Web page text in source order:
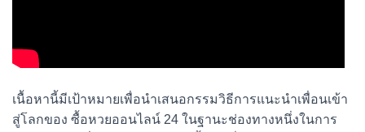
เนื้อหานี้มีเป้าหมายเพื่อนำเสนอกรรมวิธีการแนะนำเพื่อนเข้า
สู่โลกของ ซื้อหวยออนไลน์ 24 ในฐานะช่องทางหนึ่งในการ